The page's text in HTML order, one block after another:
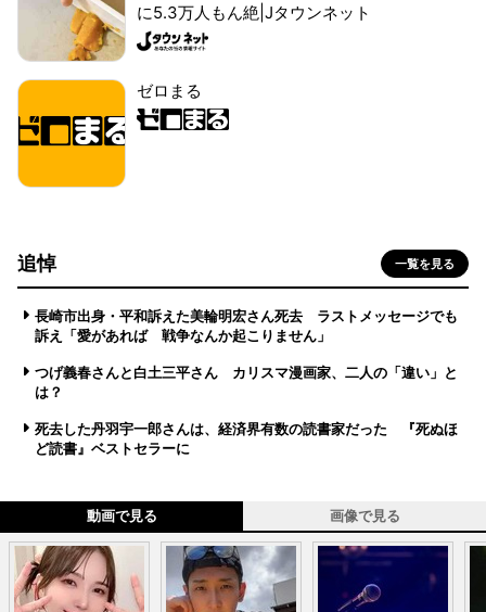
に5.3万人もん絶|Jタウンネット
ゼロまる
追悼 一覧を見る
長崎市出身・平和訴えた美輪明宏さん死去 ラストメッセージでも
訴え「愛があれば 戦争なんか起こりません」
つげ義春さんと白土三平さん カリスマ漫画家、二人の「違い」と
は？
死去した丹羽宇一郎さんは、経済界有数の読書家だった 『死ぬほ
ど読書』ベストセラーに
動画で見る 画像で見る